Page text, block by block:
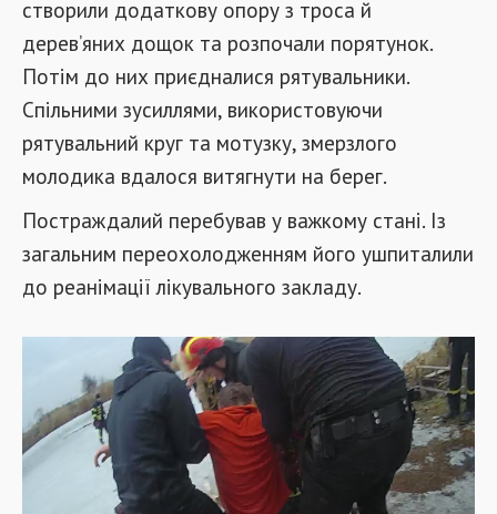
створили додаткову опору з троса й
дерев’яних дощок та розпочали порятунок.
Потім до них приєдналися рятувальники.
Спільними зусиллями, використовуючи
рятувальний круг та мотузку, змерзлого
молодика вдалося витягнути на берег.
Постраждалий перебував у важкому стані. Із
загальним переохолодженням його ушпиталили
до реанімації лікувального закладу.